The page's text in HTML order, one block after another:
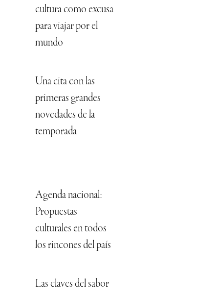
cultura como excusa
para viajar por el
mundo
Una cita con las
primeras grandes
novedades de la
temporada
Agenda nacional:
Propuestas
culturales en todos
los rincones del país
Las claves del sabor